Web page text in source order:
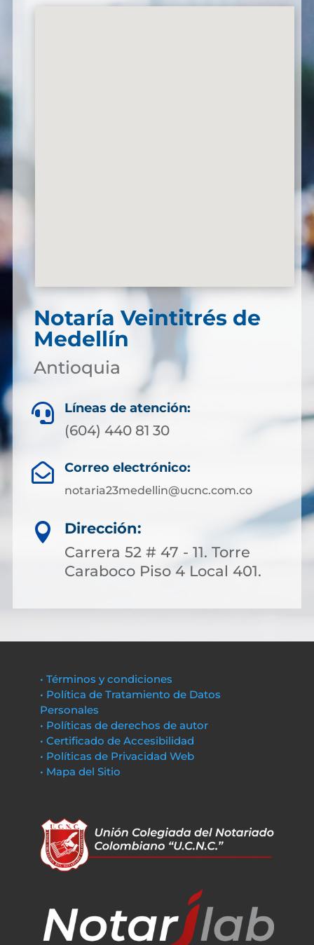
Notaría Veintitrés de
Medellín
Antioquia
 Líneas de atención:
(604) 440 81 30
 Correo electrónico:
notaria23medellin@ucnc.com.co

Dirección:
Carrera 52 # 47 - 11. Torre
Caraboco Piso 4 Local 401.
• Términos y condiciones
• Política de Tratamiento de Datos
Personales
• Políticas de derechos de autor
• Certificado de Accesibilidad
• Políticas de Privacidad Web
• Mapa del Sitio